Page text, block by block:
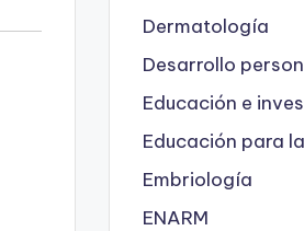
Dermatología
Desarrollo
Educación e
Educación para
Embriología
ENARM